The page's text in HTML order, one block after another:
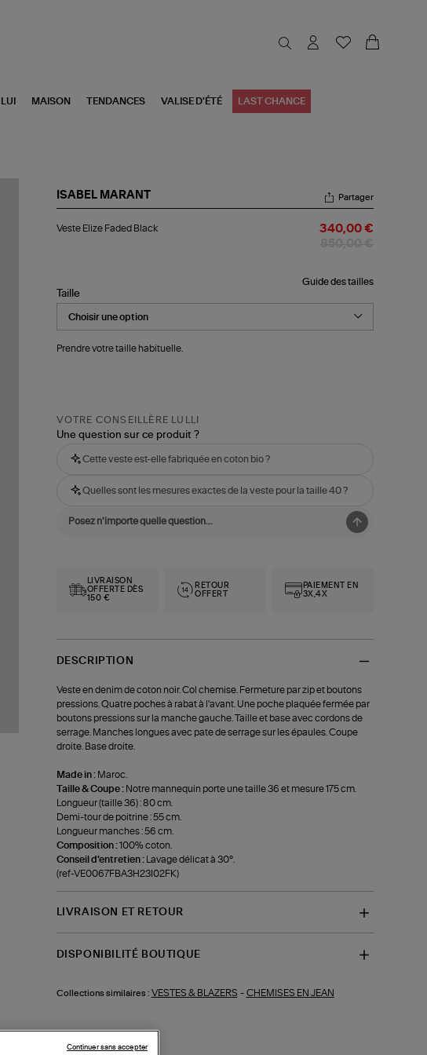
LUI MAISON TENDANCES VALISE D'ÉTÉ LAST CHANCE
ISABEL MARANT
Elize
Partager
Veste Elize Faded Black 340,00 €
Guide des tailles
Taille
Prendre votre taille habituelle.
VOTRE CONSEILLÈRE LULLI
Une question sur ce produit ?
Cette veste est-elle fabriquée en coton bio ?
Quelles sont les mesures exactes de la veste pour la taille 40 ?
LIVRAISON
OFFERTE DÈS
150 €
RETOUR
OFFERT
PAIEMENT EN
3X,4X
DESCRIPTION
Veste en denim de coton noir. Col chemise. Fermeture par zip et boutons
pressions. Quatre poches à rabat à l'avant. Une poche plaquée fermée par
boutons pressions sur la manche gauche. Taille et base avec cordons de
serrage. Manches longues avec pate de serrage sur les épaules. Coupe
droite. Base droite.
Made in : Maroc.
Taille & Coupe : Notre mannequin porte une taille 36 et mesure 175 cm.
Longueur (taille 36) : 80 cm.
Demi-tour de poitrine : 55 cm.
Longueur manches : 56 cm.
Composition :100% coton.
Conseil d'entretien :
Lavage délicat à 30°.
(ref-VE0067FBA3H23I02FK)
LIVRAISON ET RETOUR
DISPONIBILITÉ BOUTIQUE
Collections similaires : VESTES & BLAZERS - CHEMISES EN JEAN
Continuer sans accepter